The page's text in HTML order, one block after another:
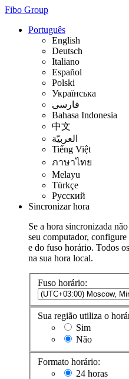
Fibo Group
Português
English
Deutsch
Italiano
Español
Polski
Українська
فارسی
Bahasa Indonesia
中文
العربيّة
Tiếng Việt
ภาษาไทย
Melayu
Türkçe
Русский
Sincronizar hora
Se a hora sincronizada
seu computador,
e do fuso horário. Todos
na sua hora local.
Fuso horário:
Sua região utiliza o
Sim
Não
Formato horário:
24 horas